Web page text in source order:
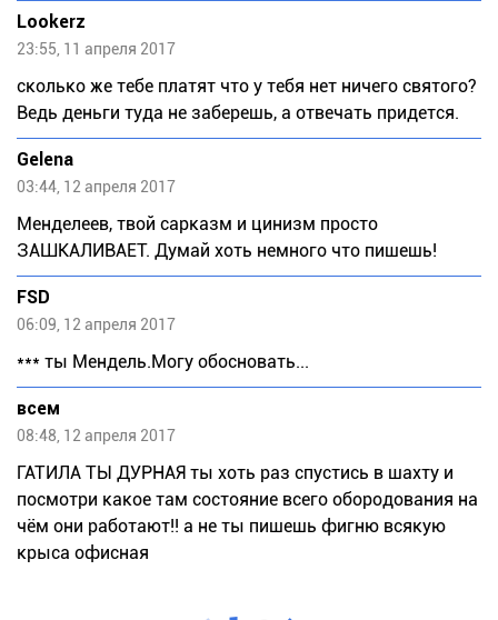
Lookerz
23:55, 11 апреля 2017
сколько же тебе платят что у тебя нет ничего святого?
Ведь деньги туда не заберешь, а отвечать придется.
Gelena
03:44, 12 апреля 2017
Менделеев, твой сарказм и цинизм просто
ЗАШКАЛИВАЕТ. Думай хоть немного что пишешь!
FSD
06:09, 12 апреля 2017
*** ты Мендель.Могу обосновать...
всем
08:48, 12 апреля 2017
ГАТИЛА ТЫ ДУРНАЯ ты хоть раз спустись в шахту и
посмотри какое там состояние всего обородования на
чём они работают!! а не ты пишешь фигню всякую
крыса офисная